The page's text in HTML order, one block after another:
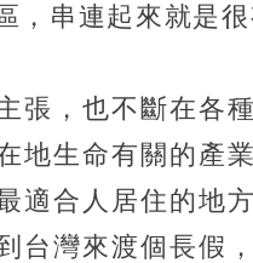
，串連起來就是很
張，也不斷在各
地生命有關的產
適合人居住的地
台灣來渡個長假